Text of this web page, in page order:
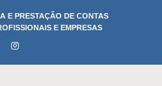
E PRESTAÇÃO DE CONTAS
E EMPRESAS